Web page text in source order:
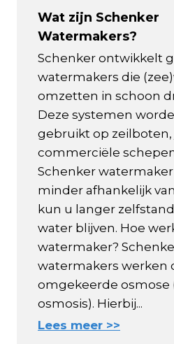
Wat zijn Schenker
Watermakers?
Schenker ontwikkelt
watermakers die
omzetten in schoon
Deze systemen
gebruikt op zeilboten,
commerciële
Schenker
minder afhankelijk
kun u langer
water blijven. Hoe
watermaker?
watermakers werken
omgekeerde osmose
osmosis). Hierbij...
Lees meer >>